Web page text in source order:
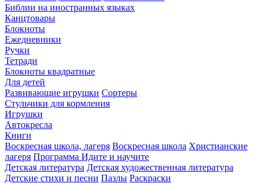
Библии на иностранных языках
Канцтовары
Блокноты
Ежедневники
Ручки
Тетради
Блокноты квадратные
Для детей
Развивающие игрушки Сортеры
Стульчики для кормления
Игрушки
Автокресла
Книги
Воскресная школа, лагеря Воскресная школа Христианские
лагеря Программа Идите и научите
Детская литература Детская художественная литература
Детские стихи и песни Пазлы Раскраски